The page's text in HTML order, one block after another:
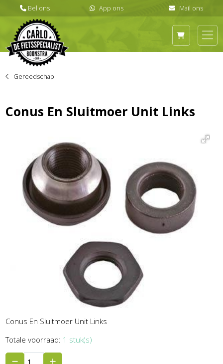
Gereedschap
Conus En Sluitmoer Unit Links
Conus En Sluitmoer Unit Links
Totale voorraad: 1 stuk(s)